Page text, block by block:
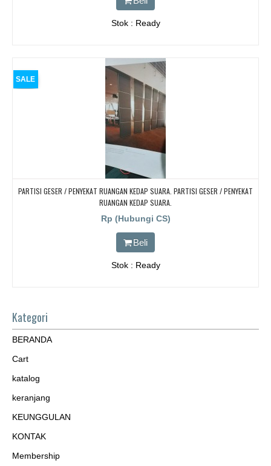
Stok : Ready
SALE
PARTISI GESER / PENYEKAT RUANGAN KEDAP SUARA. PARTISI GESER / PENYEKAT
RUANGAN KEDAP SUARA.
Rp (Hubungi CS)
Beli
Stok : Ready
Kategori
BERANDA
Cart
katalog
keranjang
KEUNGGULAN
KONTAK
Membership